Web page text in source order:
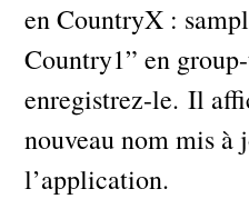
en CountryX :
Country1” en
enregistrez-le. Il
nouveau nom mis à
l’application.